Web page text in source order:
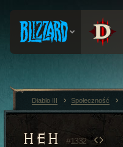
HEH #1332
Diablo III Społeczność